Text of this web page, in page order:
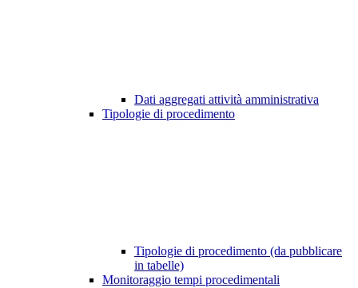
Dati aggregati attività amministrativa
Tipologie di procedimento
Tipologie di procedimento (da pubblicare
in tabelle)
Monitoraggio tempi procedimentali